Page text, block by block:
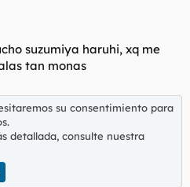
suzumiya haruhi, xq me
tan monas
su consentimiento para
detallada, consulte nuestra